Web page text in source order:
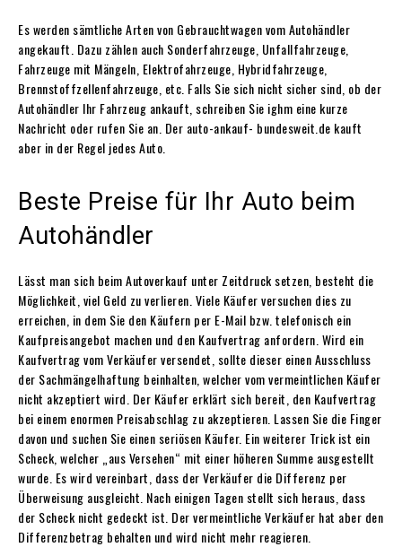
Es werden sämtliche Arten von Gebrauchtwagen vom Autohändler
angekauft. Dazu zählen auch Sonderfahrzeuge, Unfallfahrzeuge,
Fahrzeuge mit Mängeln, Elektrofahrzeuge, Hybridfahrzeuge,
Brennstoffzellenfahrzeuge, etc. Falls Sie sich nicht sicher sind, ob der
Autohändler Ihr Fahrzeug ankauft, schreiben Sie ighm eine kurze
Nachricht oder rufen Sie an. Der auto-ankauf- bundesweit.de kauft
aber in der Regel jedes Auto.
Beste Preise für Ihr Auto beim
Autohändler
Lässt man sich beim Autoverkauf unter Zeitdruck setzen, besteht die
Möglichkeit, viel Geld zu verlieren. Viele Käufer versuchen dies zu
erreichen, in dem Sie den Käufern per E-Mail bzw. telefonisch ein
Kaufpreisangebot machen und den Kaufvertrag anfordern. Wird ein
Kaufvertrag vom Verkäufer versendet, sollte dieser einen Ausschluss
der Sachmängelhaftung beinhalten, welcher vom vermeintlichen Käufer
nicht akzeptiert wird. Der Käufer erklärt sich bereit, den Kaufvertrag
bei einem enormen Preisabschlag zu akzeptieren. Lassen Sie die Finger
davon und suchen Sie einen seriösen Käufer. Ein weiterer Trick ist ein
Scheck, welcher „aus Versehen“ mit einer höheren Summe ausgestellt
wurde. Es wird vereinbart, dass der Verkäufer die Differenz per
Überweisung ausgleicht. Nach einigen Tagen stellt sich heraus, dass
der Scheck nicht gedeckt ist. Der vermeintliche Verkäufer hat aber den
Differenzbetrag behalten und wird nicht mehr reagieren.